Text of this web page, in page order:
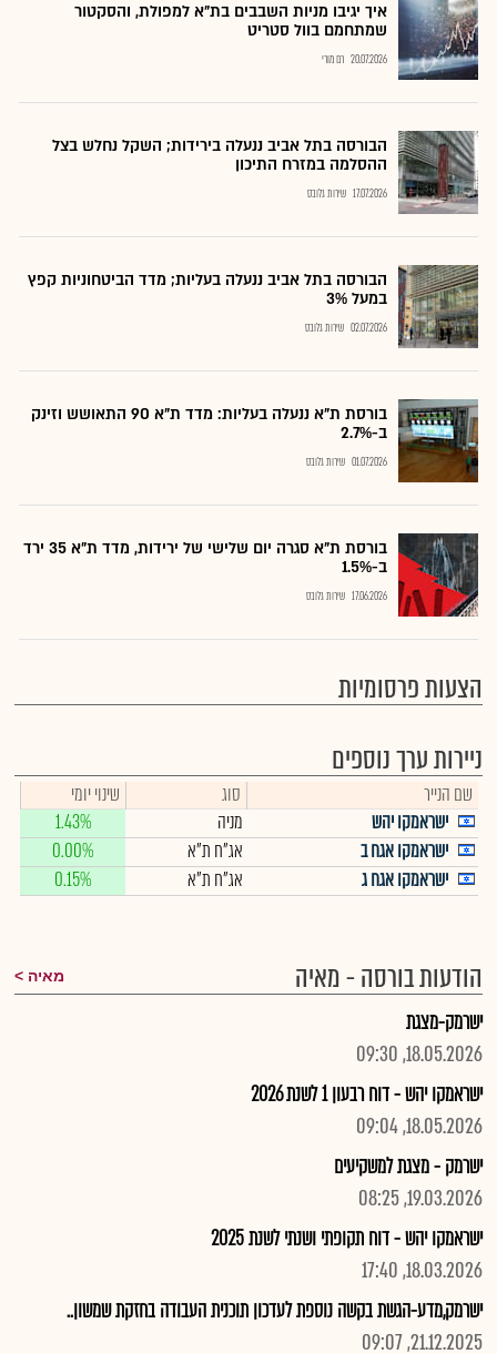
איך יגיבו מניות השבבים בת"א למפולת, והסקטור
שמתחמם בוול סטריט
20.07.2026 רם מורי
הבורסה בתל אביב ננעלה בירידות; השקל נחלש בצל
ההסלמה במזרח התיכון
17.07.2026 שירות גלובס
הבורסה בתל אביב ננעלה בעליות; מדד הביטחוניות קפץ
במעל 3%
02.07.2026 שירות גלובס
בורסת ת"א ננעלה בעליות: מדד ת"א 90 התאושש וזינק
ב-2.7%
01.07.2026 שירות גלובס
בורסת ת"א סגרה יום שלישי של ירידות, מדד ת"א 35 ירד
ב-1.5%
17.06.2026 שירות גלובס
הצעות פרסומיות
ניירות ערך נוספים
שם הנייר סוג
שינוי יומי
ישראמקו יהש
מניה
1.43%
ישראמקו אגח ב
אג"ח ת"א
0.00%
ישראמקו אגח ג
אג"ח ת"א 0.15%
הודעות בורסה - מאיה מאיה
ישרמק-מצגת
18.05.2026, 09:30
ישראמקו יהש - דוח רבעון 1 לשנת 2026
18.05.2026, 09:04
ישרמק - מצגת למשקיעים
19.03.2026, 08:25
ישראמקו יהש - דוח תקופתי ושנתי לשנת 2025
18.03.2026, 17:40
ישרמק,מדע-הגשת בקשה נוספת לעדכון תוכנית העבודה בחזקת שמשון..
21.12.2025, 09:07